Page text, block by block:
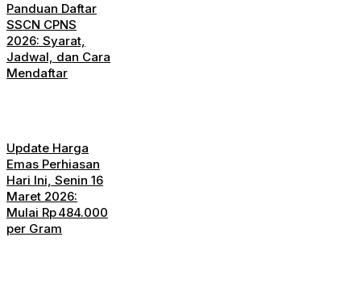
Panduan Daftar
SSCN CPNS
2026: Syarat,
Jadwal, dan Cara
Mendaftar
Update Harga
Emas Perhiasan
Hari Ini, Senin 16
Maret 2026:
Mulai Rp 484.000
per Gram